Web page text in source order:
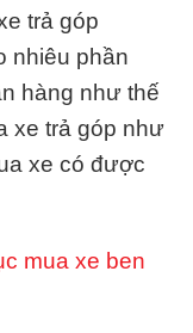
trả góp
nhiêu phần
hàng như thế
xe trả góp như
xe có được
mua xe ben